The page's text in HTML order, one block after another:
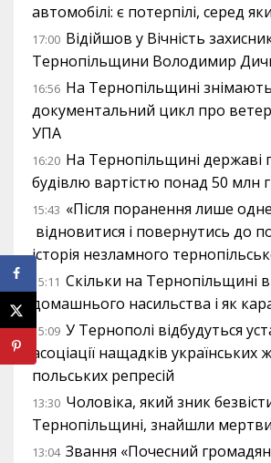
автомобілі: є потерпілі, серед
17:00 Відійшов у Вічність
Тернопільщини Володимир
16:56 На Тернопільщині знімають
документальний цикл про
УПА
16:20 На Тернопільщині державі
будівлю вартістю понад 50 млн
15:43 «Після поранення лише
відновитися і повернутись до
історія незламного
15:11 Скільки на Тернопільщині
домашнього насильства і як
15:09 У Тернополі відбудуться
асоціації нащадків українських
польських репресій
13:30 Чоловіка, який зник
Тернопільщині, знайшли
13:04 Звання «Почесний